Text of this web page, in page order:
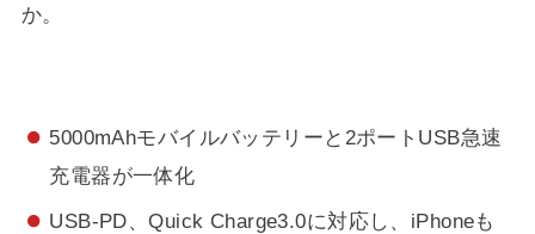
か。
5000mAhモバイルバッテリーと2ポートUSB急速
充電器が一体化
USB-PD、Quick Charge3.0に対応し、iPhoneも